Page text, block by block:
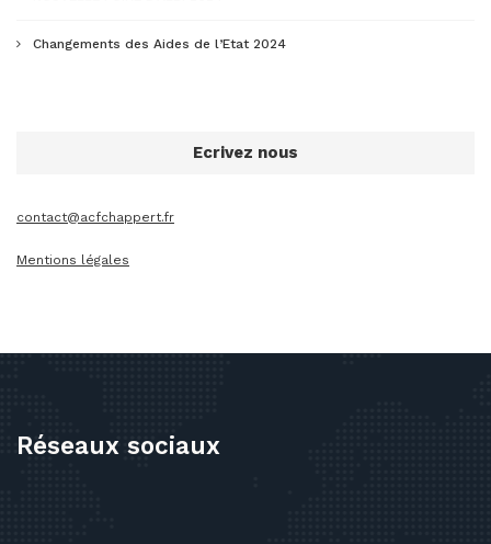
Changements des Aides de l’Etat 2024
Ecrivez nous
contact@acfchappert.fr
Mentions légales
Réseaux sociaux